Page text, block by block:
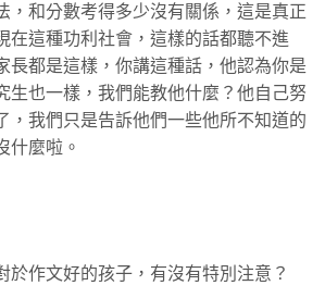
，和分數考得多少沒有關係，這是真正
在這種功利社會，這樣的話都聽不進
長都是這樣，你講這種話，他認為你是
生也一樣，我們能教他什麼？他自己努
，我們只是告訴他們一些他所不知道的
什麼啦。
作文好的孩子，有沒有特別注意？